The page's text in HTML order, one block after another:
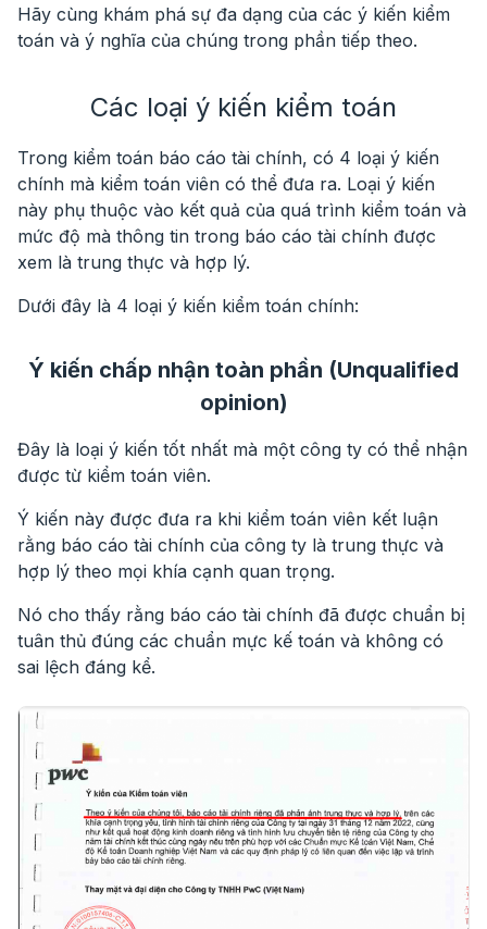
Hãy cùng khám phá sự đa dạng của các ý kiến kiểm
toán và ý nghĩa của chúng trong phần tiếp theo.
Các loại ý kiến kiểm toán
Trong kiểm toán báo cáo tài chính, có 4 loại ý kiến
chính mà kiểm toán viên có thể đưa ra. Loại ý kiến
này phụ thuộc vào kết quả của quá trình kiểm toán và
mức độ mà thông tin trong báo cáo tài chính được
xem là trung thực và hợp lý.
Dưới đây là 4 loại ý kiến kiểm toán chính:
Ý kiến chấp nhận toàn phần (Unqualified
opinion)
Đây là loại ý kiến tốt nhất mà một công ty có thể nhận
được từ kiểm toán viên.
Ý kiến này được đưa ra khi kiểm toán viên kết luận
rằng báo cáo tài chính của công ty là trung thực và
hợp lý theo mọi khía cạnh quan trọng.
Nó cho thấy rằng báo cáo tài chính đã được chuẩn bị
tuân thủ đúng các chuẩn mực kế toán và không có
sai lệch đáng kể.